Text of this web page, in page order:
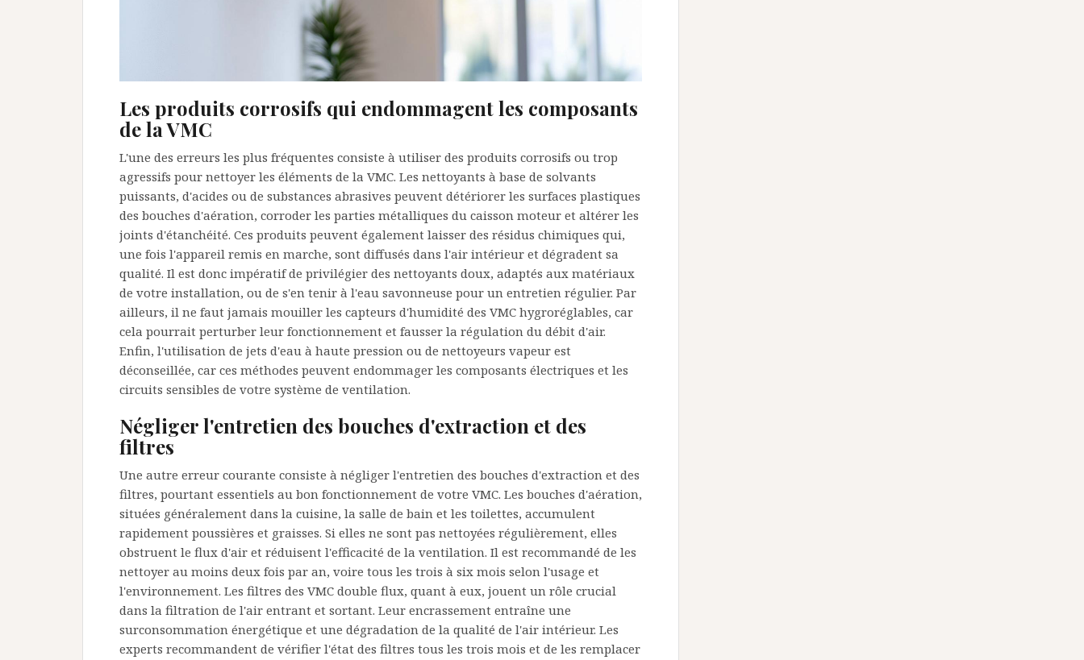
Les produits corrosifs qui endommagent les composants
de la VMC
L'une des erreurs les plus fréquentes consiste à utiliser des produits corrosifs ou trop
agressifs pour nettoyer les éléments de la VMC. Les nettoyants à base de solvants
puissants, d'acides ou de substances abrasives peuvent détériorer les surfaces plastiques
des bouches d'aération, corroder les parties métalliques du caisson moteur et altérer les
joints d'étanchéité. Ces produits peuvent également laisser des résidus chimiques qui,
une fois l'appareil remis en marche, sont diffusés dans l'air intérieur et dégradent sa
qualité. Il est donc impératif de privilégier des nettoyants doux, adaptés aux matériaux
de votre installation, ou de s'en tenir à l'eau savonneuse pour un entretien régulier. Par
ailleurs, il ne faut jamais mouiller les capteurs d'humidité des VMC hygroréglables, car
cela pourrait perturber leur fonctionnement et fausser la régulation du débit d'air.
Enfin, l'utilisation de jets d'eau à haute pression ou de nettoyeurs vapeur est
déconseillée, car ces méthodes peuvent endommager les composants électriques et les
circuits sensibles de votre système de ventilation.
Négliger l'entretien des bouches d'extraction et des
filtres
Une autre erreur courante consiste à négliger l'entretien des bouches d'extraction et des
filtres, pourtant essentiels au bon fonctionnement de votre VMC. Les bouches d'aération,
situées généralement dans la cuisine, la salle de bain et les toilettes, accumulent
rapidement poussières et graisses. Si elles ne sont pas nettoyées régulièrement, elles
obstruent le flux d'air et réduisent l'efficacité de la ventilation. Il est recommandé de les
nettoyer au moins deux fois par an, voire tous les trois à six mois selon l'usage et
l'environnement. Les filtres des VMC double flux, quant à eux, jouent un rôle crucial
dans la filtration de l'air entrant et sortant. Leur encrassement entraîne une
surconsommation énergétique et une dégradation de la qualité de l'air intérieur. Les
experts recommandent de vérifier l'état des filtres tous les trois mois et de les remplacer